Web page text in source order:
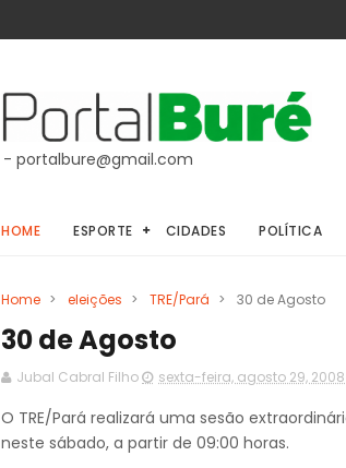
- portalbure@gmail.com
HOME ESPORTE CIDADES POLÍTICA
Home > eleições > TRE/Pará > 30 de Agosto
30 de Agosto
Jubal Cabral Filho sexta-feira, agosto 29, 2008
O TRE/Pará realizará uma sesão
neste sábado, a partir de 09:00 horas.